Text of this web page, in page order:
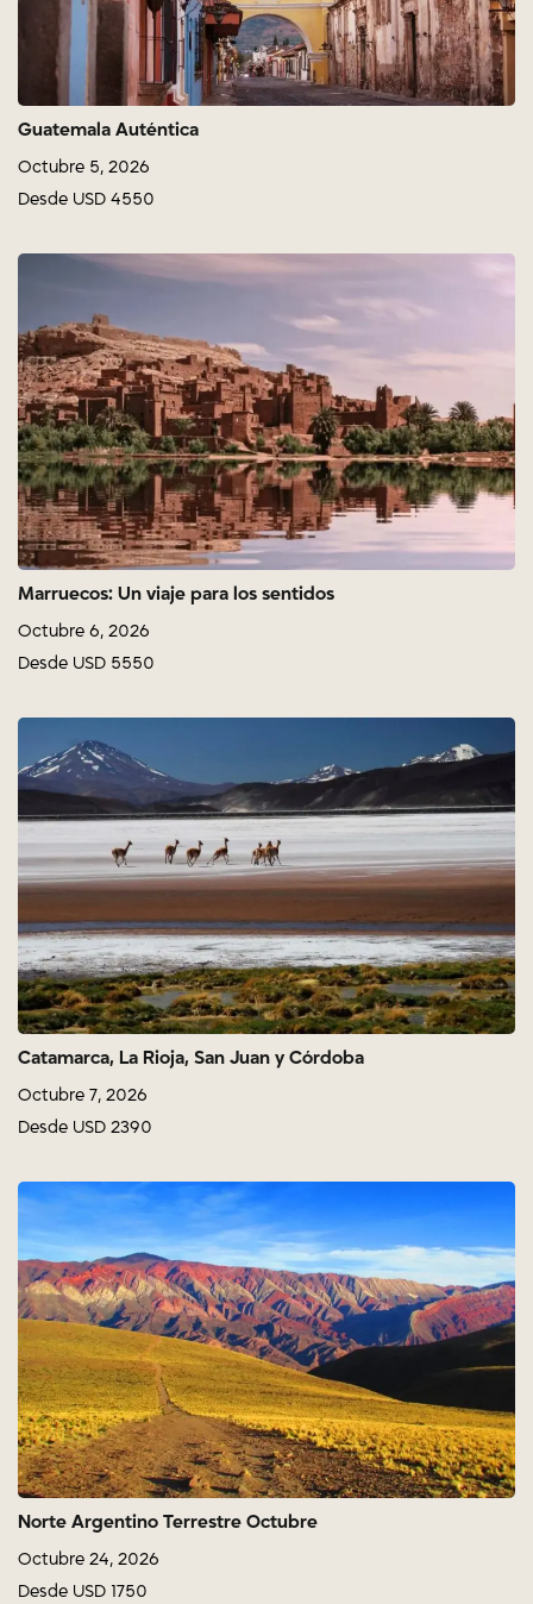
Guatemala Auténtica
Octubre 5, 2026
Desde USD 4550
Marruecos: Un viaje para los sentidos
Octubre 6, 2026
Desde USD 5550
Catamarca, La Rioja, San Juan y Córdoba
Octubre 7, 2026
Desde USD 2390
Norte Argentino Terrestre Octubre
Octubre 24, 2026
Desde USD 1750